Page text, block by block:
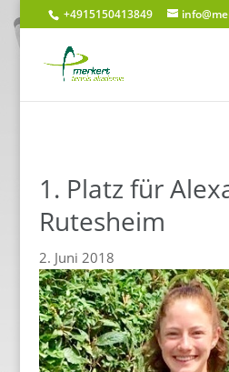
+4915150413849
1. Platz für
Rutesheim
2. Juni 2018